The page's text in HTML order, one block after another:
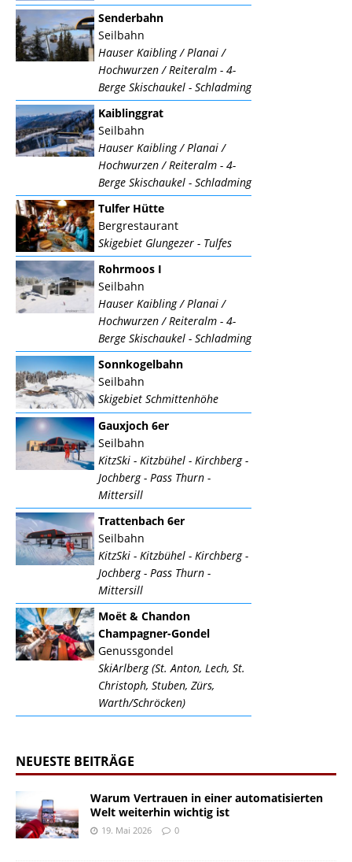
Senderbahn
Seilbahn
Hauser Kaibling / Planai /
Hochwurzen / Reiteralm - 4-
Berge Skischaukel - Schladming
Kaiblinggrat
Seilbahn
Hauser Kaibling / Planai /
Hochwurzen / Reiteralm - 4-
Berge Skischaukel - Schladming
Tulfer Hütte
Bergrestaurant
Skigebiet Glungezer - Tulfes
Rohrmoos I
Seilbahn
Hauser Kaibling / Planai /
Hochwurzen / Reiteralm - 4-
Berge Skischaukel - Schladming
Sonnkogelbahn
Seilbahn
Skigebiet Schmittenhöhe
Gauxjoch 6er
Seilbahn
KitzSki - Kitzbühel - Kirchberg -
Jochberg - Pass Thurn -
Mittersill
Trattenbach 6er
Seilbahn
KitzSki - Kitzbühel - Kirchberg -
Jochberg - Pass Thurn -
Mittersill
Moët & Chandon
Champagner-Gondel
Genussgondel
SkiArlberg (St. Anton, Lech, St.
Christoph, Stuben, Zürs,
Warth/Schröcken)
NEUESTE BEITRÄGE
Warum Vertrauen in einer automatisierten
Welt weiterhin wichtig ist
19. Mai 2026 0